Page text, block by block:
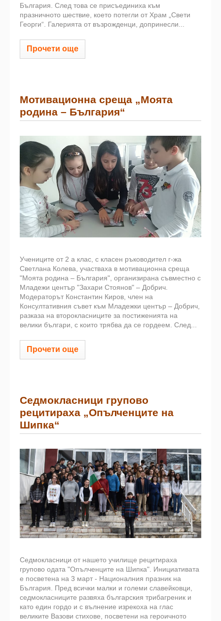
България. След това се присъединиха към
празничното шествие, което потегли от Храм „Свети
Георги“. Галерията от възрожденци, допринесли...
Прочети още
Мотивационна среща „Моята
родина – България“
Учениците от 2 а клас, с класен ръководител г-жа
Светлана Колева, участваха в мотивационна среща
"Моята родина – България", организирана съвместно с
Младежи център "Захари Стоянов" – Добрич.
Модераторът Константин Киров, член на
Консултативния съвет към Младежки център – Добрич,
разказа на второкласниците за постиженията на
велики българи, с които трябва да се гордеем. След...
Прочети още
Седмокласници групово
рецитираха „Опълченците на
Шипка“
Седмокласници от нашето училище рецитираха
групово одата "Опълченците на Шипка". Инициативата
е посветена на 3 март - Националния празник на
България. Пред всички малки и големи славейковци,
седмокласниците развяха българския трибагреник и
като един гордо и с вълнение изрекоха на глас
великите Вазови стихове, посветени на героичното